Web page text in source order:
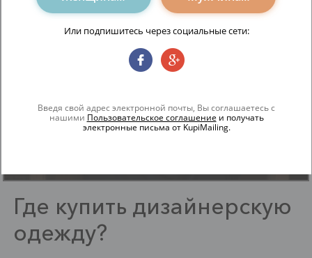
будь в курсе
Стиль: Юэль Киннаман
Где купить дизайнерскую
одежду?
Или подпишитесь через социальные сети:
Введя свой адрес электронной почты, Вы соглашаетесь с
нашими Пользовательское соглашение и получать
электронные письма от KupiMailing.